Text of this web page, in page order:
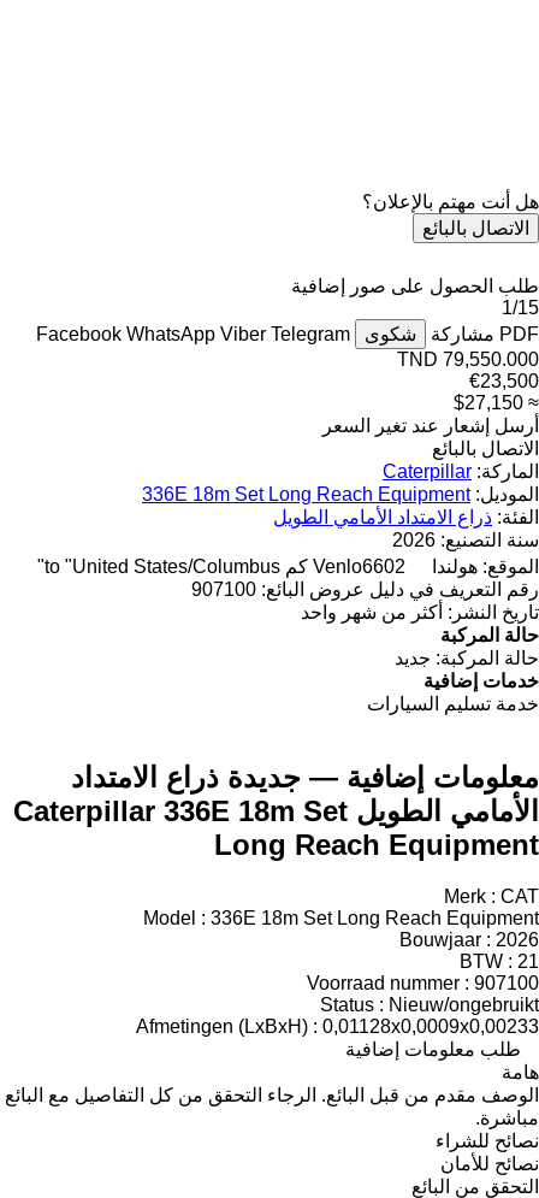
هل أنت مهتم بالإعلان؟
الاتصال بالبائع
طلب الحصول على صور إضافية
1/15
PDF مشاركة شكوى Facebook WhatsApp Viber Telegram
TND 79,550.000
€23,500
≈ $27,150
أرسل إشعار عند تغير السعر
الاتصال بالبائع
الماركة: Caterpillar
الموديل: 336E 18m Set Long Reach Equipment
الفئة: ذراع الامتداد الأمامي الطويل
سنة التصنيع: 2026
الموقع: هولندا Venlo6602 كم to "United States/Columbus"
رقم التعريف في دليل عروض البائع: 907100
تاريخ النشر: أكثر من شهر واحد
حالة المركبة
حالة المركبة: جديد
خدمات إضافية
خدمة تسليم السيارات
معلومات إضافية — جديدة ذراع الامتداد
الأمامي الطويل Caterpillar 336E 18m Set
Long Reach Equipment
Merk : CAT
Model : 336E 18m Set Long Reach Equipment
Bouwjaar : 2026
BTW : 21
Voorraad nummer : 907100
Status : Nieuw/ongebruikt
Afmetingen (LxBxH) : 0,01128x0,0009x0,00233
طلب معلومات إضافية
هامة
الوصف مقدم من قبل البائع. الرجاء التحقق من كل التفاصيل مع البائع
مباشرة.
نصائح للشراء
نصائح للأمان
التحقق من البائع